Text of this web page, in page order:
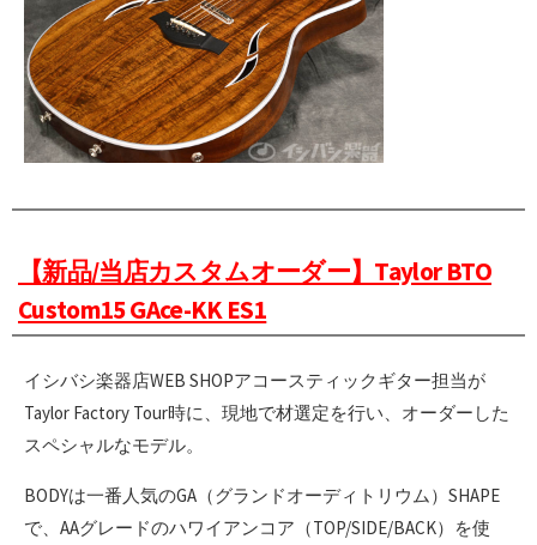
【新品/当店カスタムオーダー】Taylor BTO
Custom15 GAce-KK ES1
イシバシ楽器店WEB SHOPアコースティックギター担当が
Taylor Factory Tour時に、現地で材選定を行い、オーダーした
スペシャルなモデル。
BODYは一番人気のGA（グランドオーディトリウム）SHAPE
で、AAグレードのハワイアンコア（TOP/SIDE/BACK）を使